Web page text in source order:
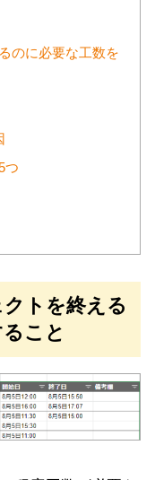
のに必要な工数を
つ
トを終える
こと